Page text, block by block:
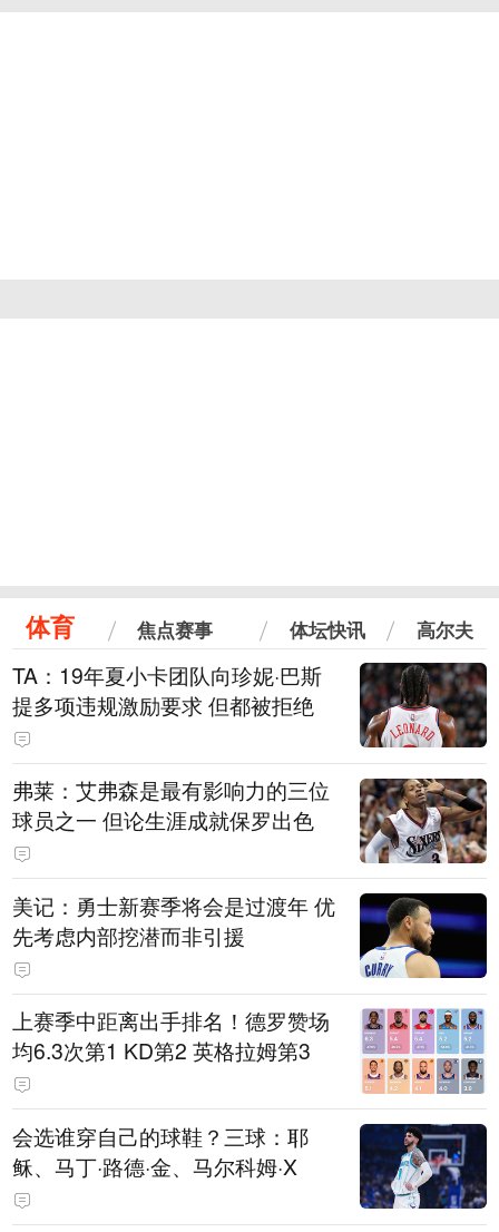
体育 焦点赛事 体坛快讯 高尔夫
TA：19年夏小卡团队向珍妮·巴斯
提多项违规激励要求 但都被拒绝
弗莱：艾弗森是最有影响力的三位
球员之一 但论生涯成就保罗出色
美记：勇士新赛季将会是过渡年 优
先考虑内部挖潜而非引援
上赛季中距离出手排名！德罗赞场
均6.3次第1 KD第2 英格拉姆第3
会选谁穿自己的球鞋？三球：耶
稣、马丁·路德·金、马尔科姆·X